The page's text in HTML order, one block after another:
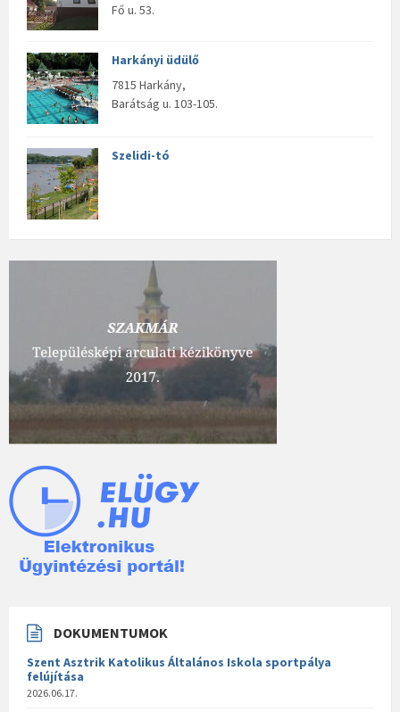
Fő u. 53.
Harkányi üdülő
7815 Harkány,
Barátság u. 103-105.
Szelidi-tó
DOKUMENTUMOK
Szent Asztrik Katolikus Általános Iskola sportpálya
felújítása
2026.06.17.